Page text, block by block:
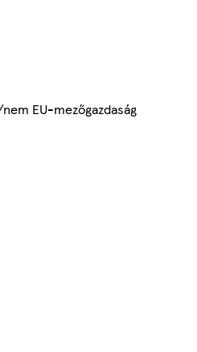
EU-mezőgazdaság